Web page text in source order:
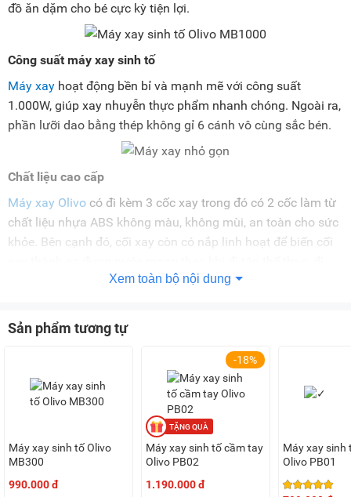
đồ ăn dặm cho bé cực kỳ tiện lợi.
Công suất máy xay sinh tố
Máy xay hoạt động bền bỉ và mạnh mẽ với công suất
1.000W, giúp xay nhuyễn thực phẩm nhanh chóng. Ngoài ra,
phần lưỡi dao bằng thép không gỉ 6 cánh vô cùng sắc bén.
Chất liệu cao cấp
Máy xay Olivo có đi kèm 3 cốc xay trong đó có 2 cốc làm từ
chất liệu nhựa ABS không màu, không mùi, an toàn cho sức
khỏe. Bên cạnh đó, cối xay còn có nắp linh hoạt để biến cối
Riêng cối xay khô làm từ thủy tinh Borosilicate dày 8mm
đảm bảo chịu lực và chịu nhiệt tốt, hỗ trợ bạn xay các loại
Lưỡi dao xay thiết kế 6 cánh, 3 tầng với 3 hình thái khác
nhau giúp tiếp xúc với nguyện liệu tốt hơn, xay nhanh hơn.
Chất liệu lưỡi dao bằng inox đảm bảo an toàn cho thực
phẩm.
Xem toàn bộ nội dung
Sản phẩm tương tự
Máy xay sinh tố Olivo
MB300
990.000 đ
-18%
Máy xay sinh tố cầm tay
Olivo PB02
1.190.000 đ
Máy xay sinh
Olivo PB01